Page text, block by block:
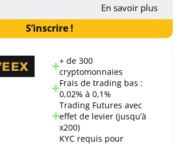
En savoir plus
S’inscrire !
+ de 300
cryptomonnaies
Frais de trading bas :
0,02% à 0,1%
Trading Futures avec
effet de levier (jusqu’à
x200)
KYC requis pour